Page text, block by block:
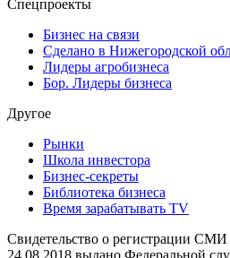
Спецпроекты
Бизнес на связи
Сделано в Нижегородской
Лидеры агробизнеса
Бор. Лидеры бизнеса
Другое
Рынки
Школа инвестора
Бизнес-секреты
Библиотека бизнеса
Время зарабатывать TV
Свидетельство о регистрации
24.08.2018 выдано Федеральной